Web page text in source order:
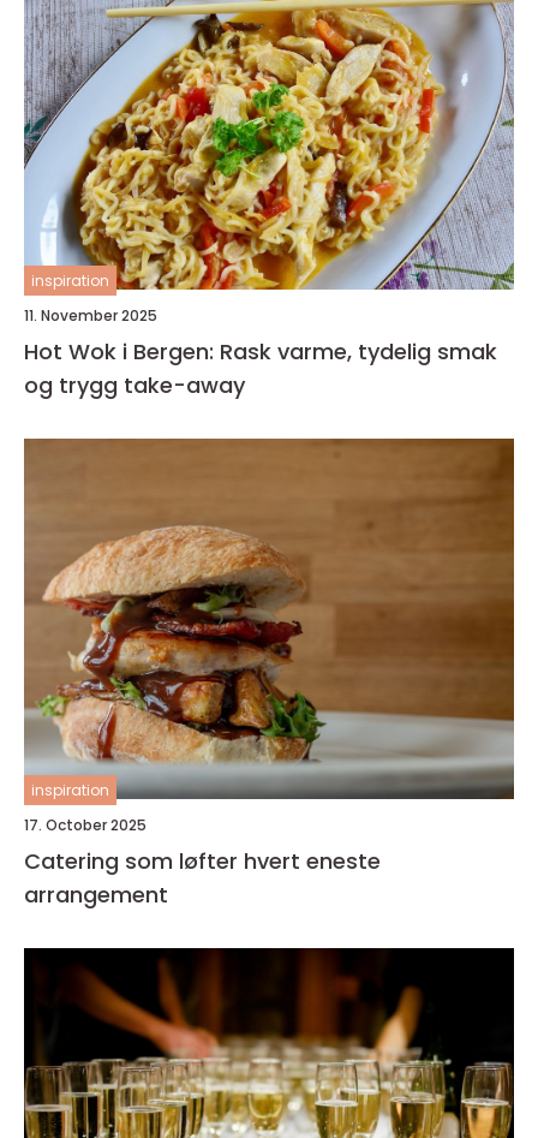
inspiration
11. November 2025
Hot Wok i Bergen: Rask varme, tydelig smak
og trygg take-away
inspiration
17. October 2025
Catering som løfter hvert eneste
arrangement